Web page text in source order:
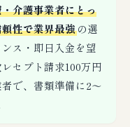
介護事業者にとっ
性で業界最強の選
ス・即日入金を望
セプト請求100万円
で、書類準備に2〜